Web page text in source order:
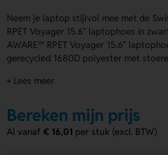
Neem je laptop stijlvol mee met de
RPET Voyager 15.6" laptophoes in
AWARE™ RPET Voyager 15.6"
gerecycled 1680D polyester met
essentials. De voering bestaat uit 150D
gerecyclede materialen echt zijn
een prijs op.
+ Lees meer
Bereken mijn prijs
Al vanaf€ 16,01 per stuk (excl. BTW)